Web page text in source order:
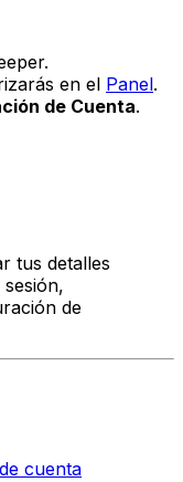
en el Panel.
de Cuenta.
tus detalles
de
cuenta